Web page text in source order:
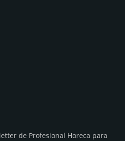
de Profesional Horeca para